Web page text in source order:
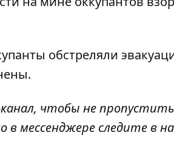
обстреляли
, чтобы не
мессенджере следите в